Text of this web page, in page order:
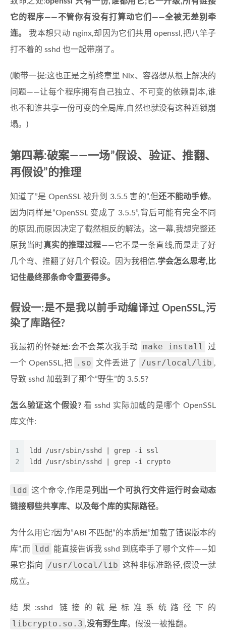
它的程序——不管你有没有打算动它们——全被无差别牵
连。
我本想只动 nginx,却因为它们共用 openssl,把八竿子
打不着的 sshd 也一起带崩了。
(顺带一提:这也正是之前终章里 Nix、容器想从根上解决的
问题——让每个程序拥有自己独立、不可变的依赖副本,谁
也不和谁共享一份可变的全局库,自然也就没有这种连锁崩
塌。)
第四幕:破案——一场”假设、验证、推翻、
再假设”的推理
知道了”是 OpenSSL 被升到 3.5.5 害的”,但还不能动手修。
因为同样是”OpenSSL 变成了 3.5.5”,背后可能有完全不同
的原因,而原因决定了截然相反的解法。这一幕,我想完整还
原我当时真实的推理过程——它不是一条直线,而是走了好
几个弯、推翻了好几个假设。因为我相信,学会怎么思考,比
记住最终那条命令重要得多。
假设一:是不是我以前手动编译过 OpenSSL,污
染了库路径?
我最初的怀疑是:会不会某次我手动 make install
过
一个 OpenSSL,把
.so 文件丢进了 /usr/local/lib ,
导致 sshd 加载到了那个”野生”的 3.5.5?
怎么验证这个假设? 看 sshd 实际加载的是哪个 OpenSSL
库文件:
1
2
ldd /usr/sbin/sshd | grep -i ssl
ldd /usr/sbin/sshd | grep -i crypto
ldd 这个命令,作用是列出一个可执行文件运行时会动态
链接哪些共享库、以及每个库的实际路径。
为什么用它?因为”ABI 不匹配”的本质是”加载了错误版本的
库”,而
ldd
能直接告诉我 sshd 到底牵手了哪个文件——如
果它指向
/usr/local/lib
这种非标准路径,假设一就
成立。
结果:sshd 链接的就是标准系统路径下的
libcrypto.so.3 ,没有野生库。假设一被推翻。